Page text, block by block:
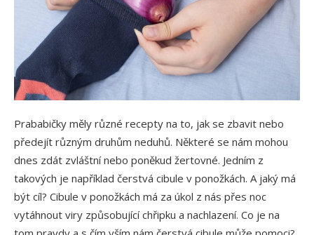
Prababičky měly různé recepty na to, jak se zbavit nebo
předejít různým druhům neduhů. Některé se nám mohou
dnes zdát zvláštní nebo poněkud žertovné. Jedním z
takových je například čerstvá cibule v ponožkách. A jaký má
být cíl? Cibule v ponožkách má za úkol z nás přes noc
vytáhnout viry způsobující chřipku a nachlazení. Co je na